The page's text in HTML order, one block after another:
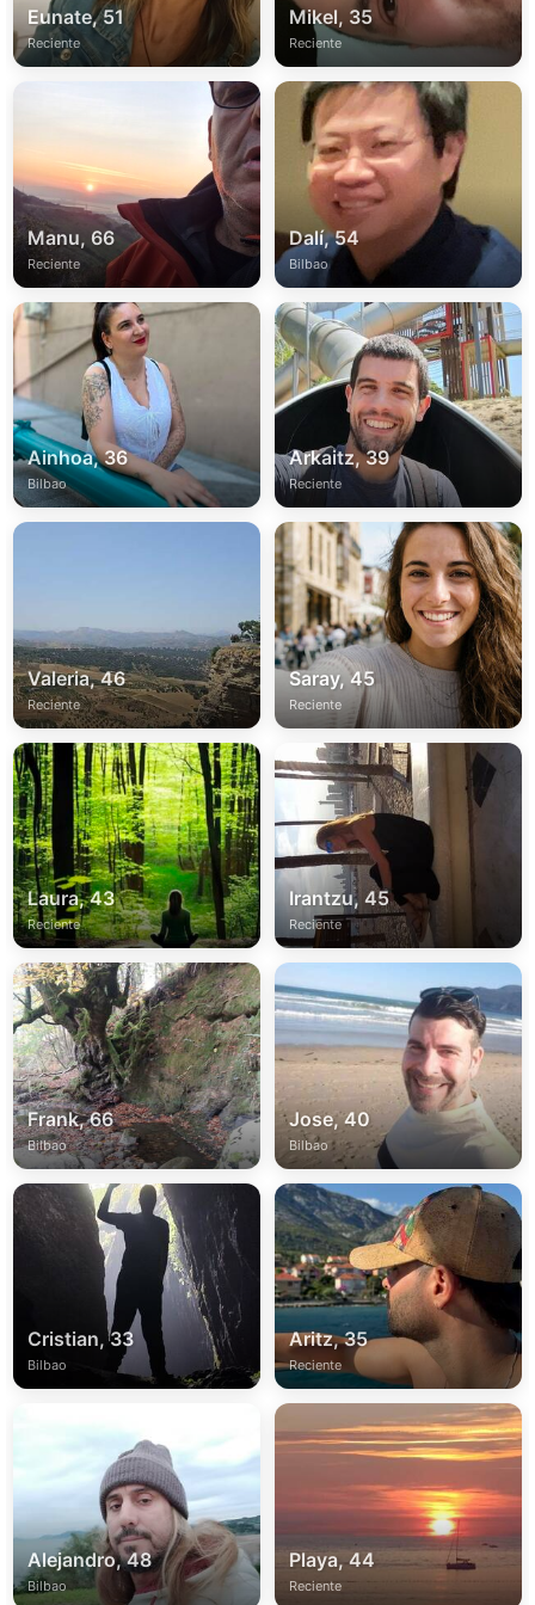
Eunate, 51
Reciente
Mikel, 35
Reciente
Manu, 66
Reciente
Dalí, 54
Bilbao
Ainhoa, 36
Bilbao
Arkaitz, 39
Reciente
Valeria, 46
Reciente
Saray, 45
Reciente
Laura, 43
Reciente
Irantzu, 45
Reciente
Frank, 66
Bilbao
Jose, 40
Bilbao
Cristian, 33
Bilbao
Aritz, 35
Reciente
Alejandro, 48
Bilbao
Playa, 44
Reciente